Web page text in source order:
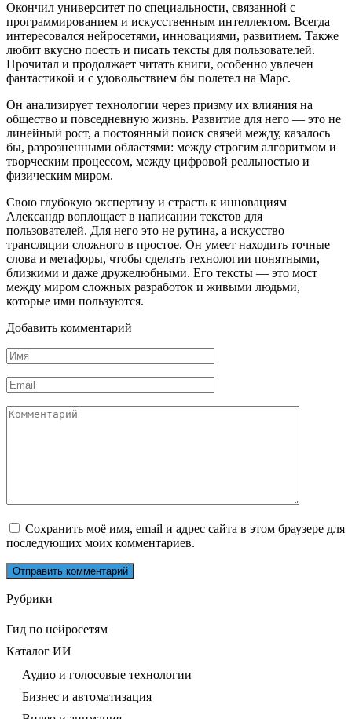
Окончил университет по специальности, связанной с
программированием и искусственным интеллектом. Всегда
интересовался нейросетями, инновациями, развитием. Также
любит вкусно поесть и писать тексты для пользователей.
Прочитал и продолжает читать книги, особенно увлечен
фантастикой и с удовольствием бы полетел на Марс.
Он анализирует технологии через призму их влияния на
общество и повседневную жизнь. Развитие для него — это не
линейный рост, а постоянный поиск связей между, казалось
бы, разрозненными областями: между строгим алгоритмом и
творческим процессом, между цифровой реальностью и
физическим миром.
Свою глубокую экспертизу и страсть к инновациям
Александр воплощает в написании текстов для
пользователей. Для него это не рутина, а искусство
трансляции сложного в простое. Он умеет находить точные
слова и метафоры, чтобы сделать технологии понятными,
близкими и даже дружелюбными. Его тексты — это мост
между миром сложных разработок и живыми людьми,
которые ими пользуются.
Добавить комментарий
Имя
*
Email
*
Комментарий
Сохранить моё имя, email и адрес сайта в этом браузере для
последующих моих комментариев.
Рубрики
Гид по нейросетям
Каталог ИИ
Аудио и голосовые технологии
Бизнес и автоматизация